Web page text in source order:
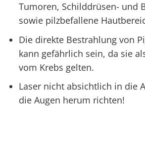
Tumoren, Schilddrüsen- und
sowie pilzbefallene
Die direkte Bestrahlung von
kann gefährlich sein, da sie
vom Krebs gelten.
Laser nicht absichtlich in die
die Augen herum richten!